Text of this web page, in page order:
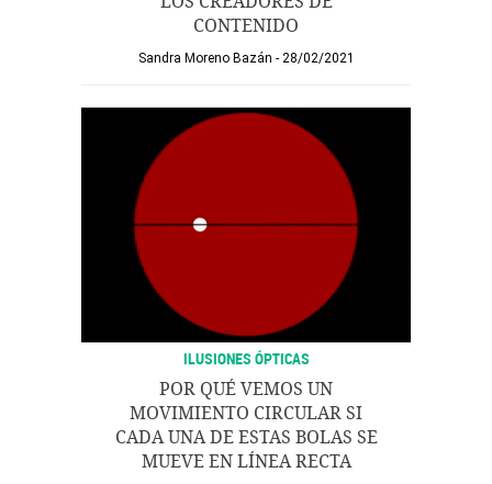
CONTENIDO
Sandra Moreno Bazán 28/02/2021
ILUSIONES ÓPTICAS
POR QUÉ VEMOS UN
MOVIMIENTO CIRCULAR SI
CADA UNA DE ESTAS BOLAS SE
MUEVE EN LÍNEA RECTA